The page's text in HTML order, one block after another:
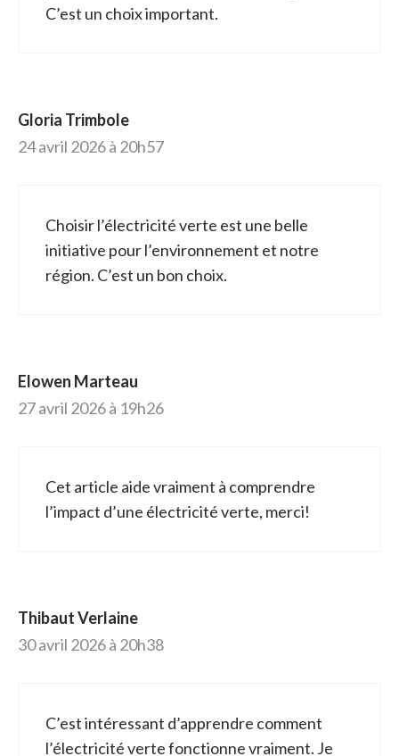
C’est un choix important.
Gloria Trimbole
24 avril 2026 à 20h57
Choisir l’électricité verte est une belle
initiative pour l’environnement et notre
région. C’est un bon choix.
Elowen Marteau
27 avril 2026 à 19h26
Cet article aide vraiment à comprendre
l’impact d’une électricité verte, merci!
Thibaut Verlaine
30 avril 2026 à 20h38
C’est intéressant d’apprendre comment
l’électricité verte fonctionne vraiment. Je